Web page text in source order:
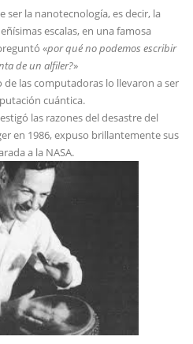
la nanotecnología, es decir, la
escalas, en una famosa
«por qué no podemos escribir
de un alfiler?»
las computadoras lo llevaron a ser
cuántica.
las razones del desastre del
en 1986, expuso brillantemente sus
a la NASA.